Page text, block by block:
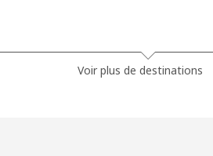
Voir plus de destinations